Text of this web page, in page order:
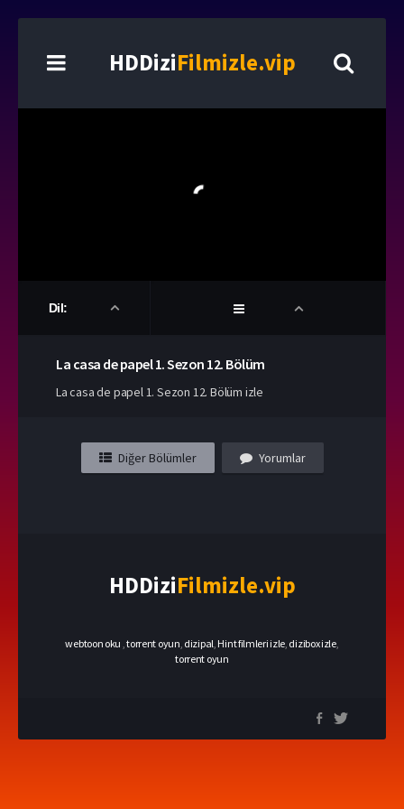
HDDiziFilmizle.vip
Dil:
La casa de papel 1. Sezon 12. Bölüm
La casa de papel 1. Sezon 12. Bölüm izle
Diğer Bölümler Yorumlar
HDDiziFilmizle.vip
webtoon oku ,torrent oyun dizipal Hint filmleri izle dizibox izle,
torrent oyun